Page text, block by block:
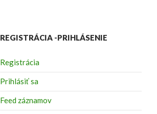
REGISTRÁCIA -PRIHLÁSENIE
Registrácia
Prihlásiť sa
Feed záznamov